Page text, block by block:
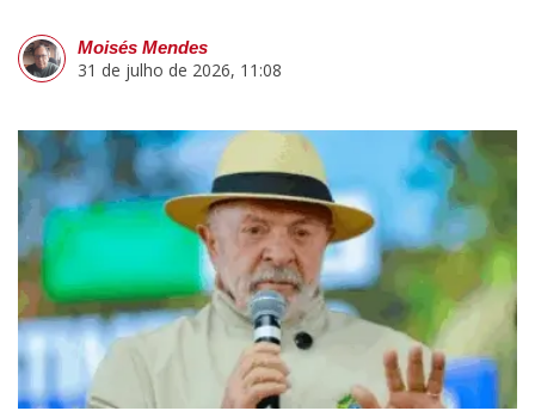
Moisés Mendes
31 de julho de 2026, 11:08